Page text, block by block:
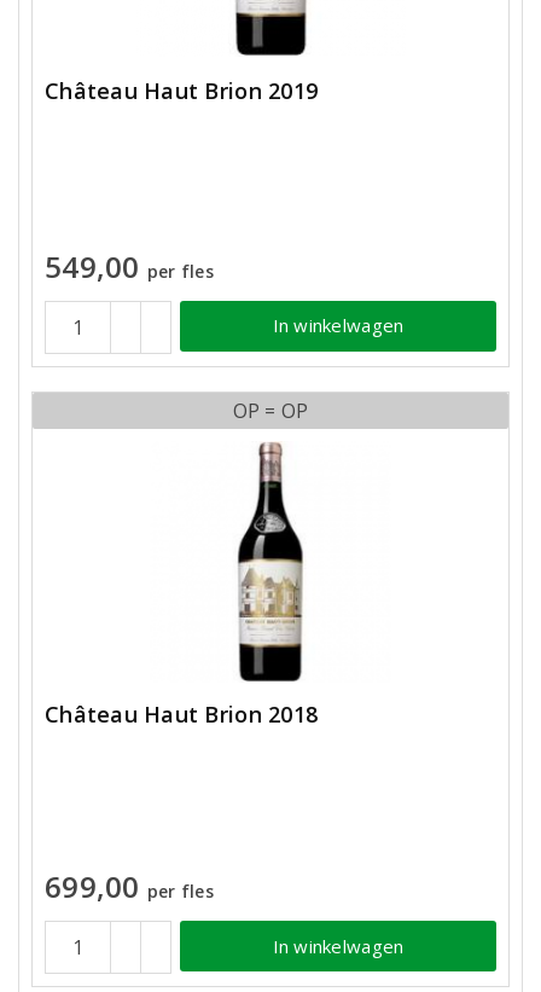
Château Haut Brion 2019
549,00 per fles
In winkelwagen
OP = OP
Château Haut Brion 2018
699,00 per fles
In winkelwagen